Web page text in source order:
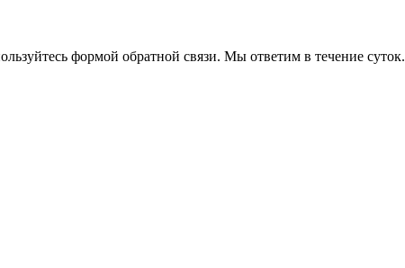
формой обратной связи. Мы ответим в течение суток.